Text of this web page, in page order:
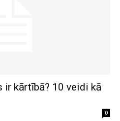
ir kārtībā? 10 veidi kā
0